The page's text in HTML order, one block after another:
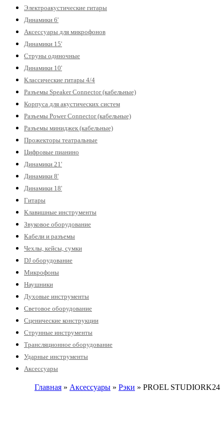
Электроакустические гитары
Динамики 6'
Аксессуары для микрофонов
Динамики 15'
Струны одиночные
Динамики 10'
Классические гитары 4/4
Разъемы Speaker Connector (кабельные)
Корпуса для акустических систем
Разъемы Power Connector (кабельные)
Разъемы миниджек (кабельные)
Прожекторы театральные
Цифровые пианино
Динамики 21'
Динамики 8'
Динамики 18'
Гитары
Клавишные инструменты
Звуковое оборудование
Кабели и разъемы
Чехлы, кейсы, сумки
DJ оборудование
Микрофоны
Наушники
Духовые инструменты
Световое оборудование
Сценические конструкции
Струнные инструменты
Трансляционное оборудование
Ударные инструменты
Аксессуары
Главная » Аксессуары » Рэки » PROEL STUDIORK24